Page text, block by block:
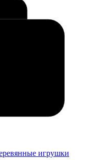
игрушки